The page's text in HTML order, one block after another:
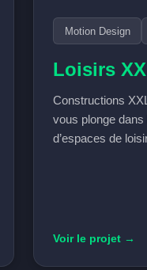
Motion Design
Loisirs
Constructions
vous plonge
d’espaces de
Voir le projet →